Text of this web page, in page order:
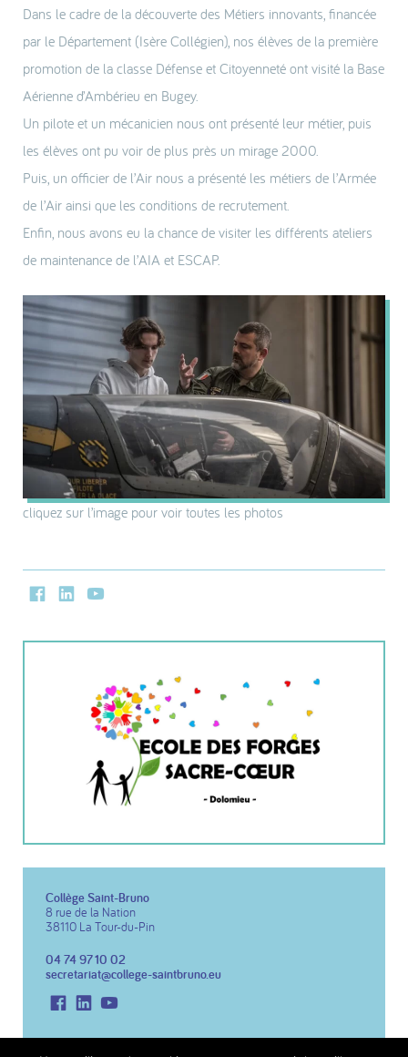
Dans le cadre de la découverte des Métiers innovants, financée
par le Département (Isère Collégien), nos élèves de la première
promotion de la classe Défense et Citoyenneté ont visité la Base
Aérienne d’Ambérieu en Bugey.
Un pilote et un mécanicien nous ont présenté leur métier, puis
les élèves ont pu voir de plus près un mirage 2000.
Puis, un officier de l’Air nous a présenté les métiers de l’Armée
de l’Air ainsi que les conditions de recrutement.
Enfin, nous avons eu la chance de visiter les différents ateliers
de maintenance de l’AIA et ESCAP.
cliquez sur l’image pour voir toutes les photos
FacebookLinkedInYoutube
Collège Saint-Bruno
8 rue de la Nation
38110 La Tour-du-Pin
04 74 97 10 02
secretariat@college-saintbruno.eu
FacebookLinkedIn
Copyright 2026 Collège St Bruno